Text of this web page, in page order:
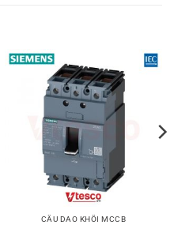
CẦU DAO KHỐI MCCB